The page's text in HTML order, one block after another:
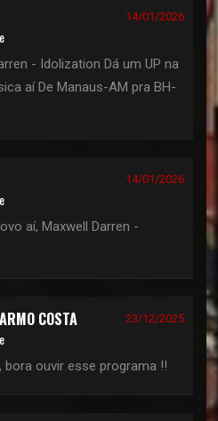
14/01/2026
- Idolization Dá um UP na
aí De Manaus-AM pra BH-
14/01/2026
aí, Maxwell Darren -
COSTA 23/12/2025
bora ouvir esse programa !!